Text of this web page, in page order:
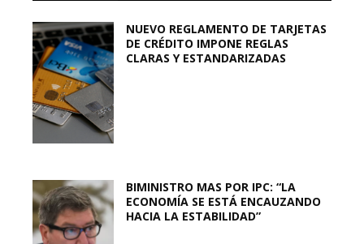
NUEVO REGLAMENTO DE TARJETAS
DE CRÉDITO IMPONE REGLAS
CLARAS Y ESTANDARIZADAS
BIMINISTRO MAS POR IPC: “LA
ECONOMÍA SE ESTÁ ENCAUZANDO
HACIA LA ESTABILIDAD”